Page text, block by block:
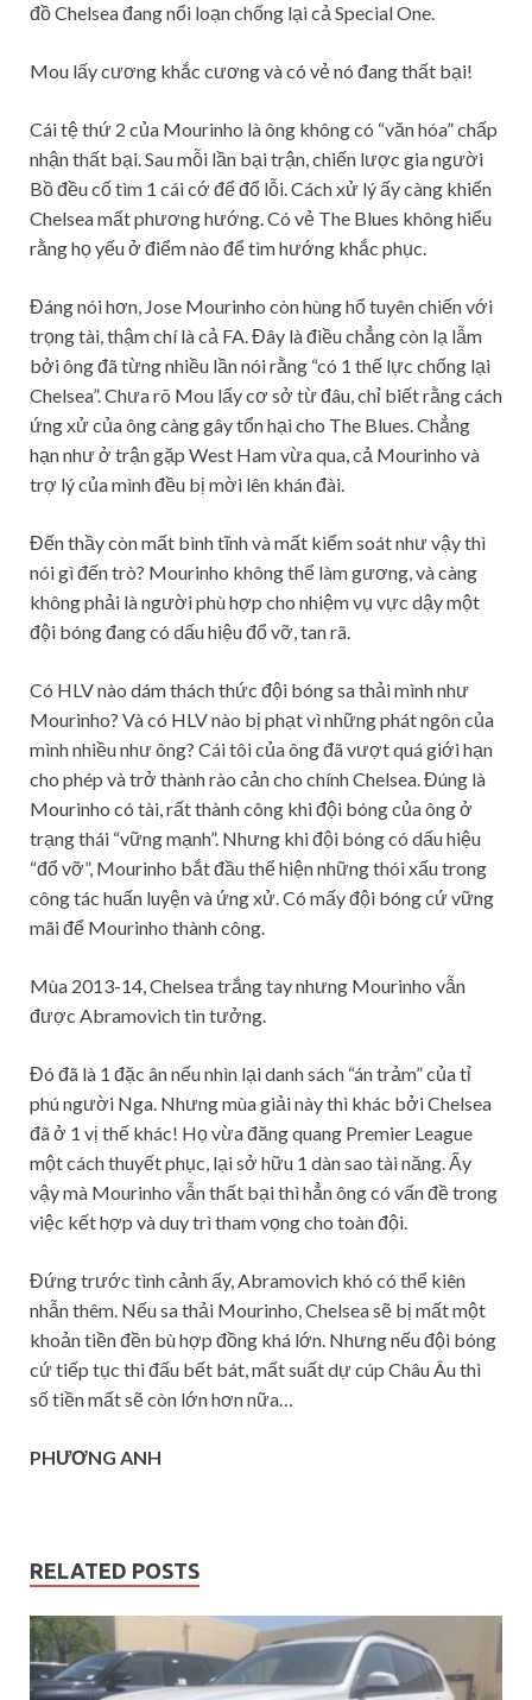
đồ Chelsea đang nổi loạn chống lại cả Special One.
Mou lấy cương khắc cương và có vẻ nó đang thất bại!
Cái tệ thứ 2 của Mourinho là ông không có “văn hóa” chấp
nhận thất bại. Sau mỗi lần bại trận, chiến lược gia người
Bồ đều cố tìm 1 cái cớ để đổ lỗi. Cách xử lý ấy càng khiến
Chelsea mất phương hướng. Có vẻ The Blues không hiểu
rằng họ yếu ở điểm nào để tìm hướng khắc phục.
Đáng nói hơn, Jose Mourinho còn hùng hổ tuyên chiến với
trọng tài, thậm chí là cả FA. Đây là điều chẳng còn lạ lẫm
bởi ông đã từng nhiều lần nói rằng “có 1 thế lực chống lại
Chelsea”. Chưa rõ Mou lấy cơ sở từ đâu, chỉ biết rằng cách
ứng xử của ông càng gây tổn hại cho The Blues. Chẳng
hạn như ở trận gặp West Ham vừa qua, cả Mourinho và
trợ lý của mình đều bị mời lên khán đài.
Đến thầy còn mất bình tĩnh và mất kiểm soát như vậy thì
nói gì đến trò? Mourinho không thể làm gương, và càng
không phải là người phù hợp cho nhiệm vụ vực dậy một
đội bóng đang có dấu hiệu đổ vỡ, tan rã.
Có HLV nào dám thách thức đội bóng sa thải mình như
Mourinho? Và có HLV nào bị phạt vì những phát ngôn của
mình nhiều như ông? Cái tôi của ông đã vượt quá giới hạn
cho phép và trở thành rào cản cho chính Chelsea. Đúng là
Mourinho có tài, rất thành công khi đội bóng của ông ở
trạng thái “vững mạnh”. Nhưng khi đội bóng có dấu hiệu
“đổ vỡ”, Mourinho bắt đầu thể hiện những thói xấu trong
công tác huấn luyện và ứng xử. Có mấy đội bóng cứ vững
mãi để Mourinho thành công.
Mùa 2013-14, Chelsea trắng tay nhưng Mourinho vẫn
được Abramovich tin tưởng.
Đó đã là 1 đặc ân nếu nhìn lại danh sách “án trảm” của tỉ
phú người Nga. Nhưng mùa giải này thì khác bởi Chelsea
đã ở 1 vị thế khác! Họ vừa đăng quang Premier League
một cách thuyết phục, lại sở hữu 1 dàn sao tài năng. Ấy
vậy mà Mourinho vẫn thất bại thì hẳn ông có vấn đề trong
việc kết hợp và duy trì tham vọng cho toàn đội.
Đứng trước tình cảnh ấy, Abramovich khó có thể kiên
nhẫn thêm. Nếu sa thải Mourinho, Chelsea sẽ bị mất một
khoản tiền đền bù hợp đồng khá lớn. Nhưng nếu đội bóng
cứ tiếp tục thi đấu bết bát, mất suất dự cúp Châu Âu thì
số tiền mất sẽ còn lớn hơn nữa…
PHƯƠNG ANH
RELATED POSTS